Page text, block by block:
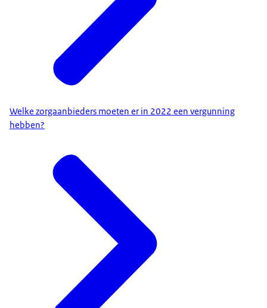
Welke zorgaanbieders moeten er in 2022 een vergunning
hebben?